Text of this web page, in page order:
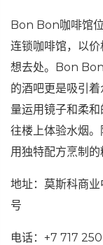
Bon Bon咖啡馆
连锁咖啡馆，以
想去处。Bon
的酒吧更是吸引
量运用镜子和柔
往楼上体验水烟
用独特配方烹制
地址：莫斯科商
号
电话：+7 717